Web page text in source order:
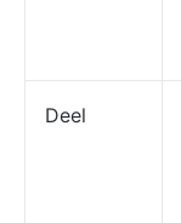
Deel